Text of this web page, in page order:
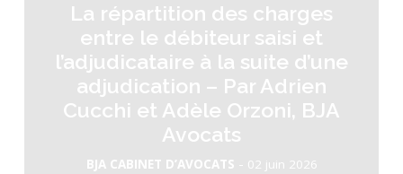
La répartition des charges
entre le débiteur saisi et
l’adjudicataire à la suite d’une
adjudication – Par Adrien
Cucchi et Adèle Orzoni, BJA
Avocats
BJA CABINET D’AVOCATS - 02 juin 2026